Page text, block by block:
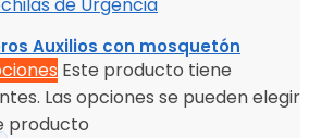
Auxilios con mosquetón
Este producto tiene
Las opciones se pueden elegir
producto